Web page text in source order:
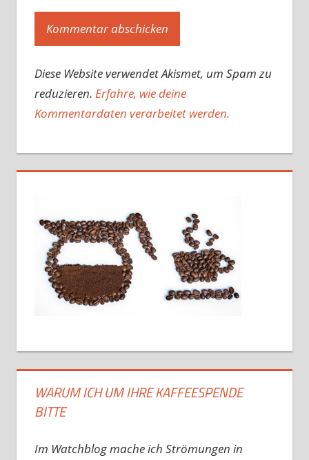
Diese Website verwendet Akismet, um Spam zu
reduzieren. Erfahre, wie deine
Kommentardaten verarbeitet werden.
WARUM ICH UM IHRE KAFFEESPENDE
BITTE
Im Watchblog mache ich Strömungen in